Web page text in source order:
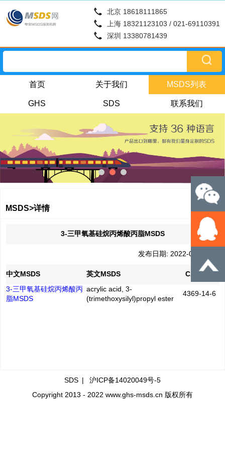
北京 18618111865
上海 18321123103 / 021-69110391
深圳 13380781439
首页 关于我们 MSDS列表
GHS SDS 联系我们
MSDS>详情
3-三甲氧基硅烷丙烯酸丙脂MSDS
发布日期: 2022-04-02
中文MSDS 英文MSDS
CAS No.
3-三甲氧基硅烷丙烯酸丙
脂MSDS
acrylic acid, 3-
(trimethoxysilyl)propyl ester
4369-14-6
SDS | 沪ICP备14020049号-5
Copyright 2013 - 2022 www.ghs-msds.cn 版权所有